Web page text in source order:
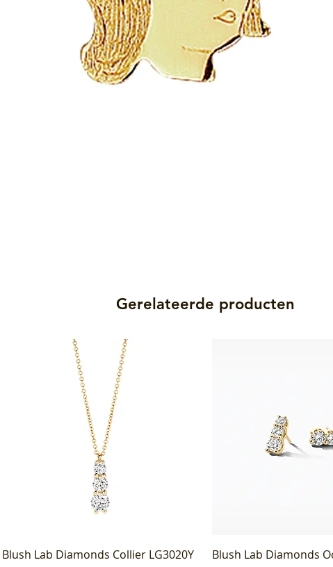
Gerelateerde producten
Blush Lab Diamonds Collier LG3020Y
Blush Lab Diamonds